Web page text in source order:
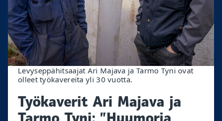
Levyseppähitsaajat Ari Majava ja Tarmo Tyni ovat
olleet työkavereita yli 30 vuotta.
Työkaverit Ari Majava ja